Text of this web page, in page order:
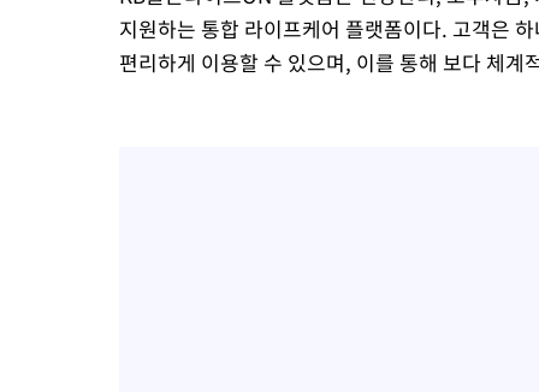
지원하는 통합 라이프케어 플랫폼이다. 고객은
편리하게 이용할 수 있으며, 이를 통해 보다 체계